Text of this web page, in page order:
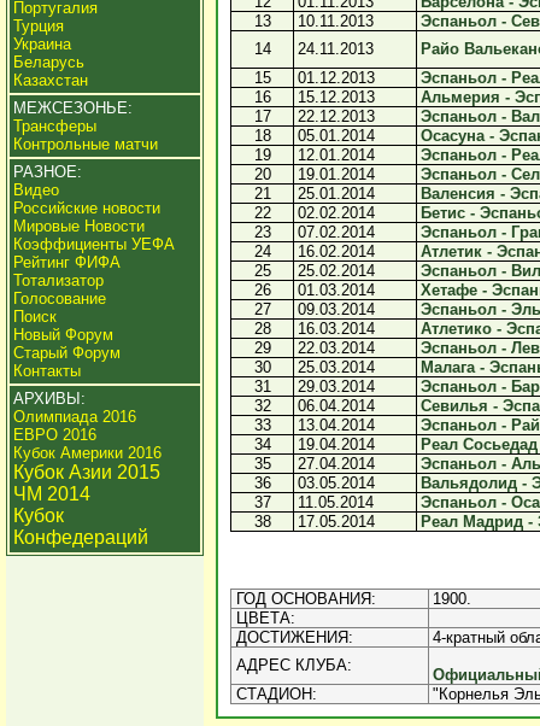
Португалия
Турция
Украина
Беларусь
Казахстан
МЕЖСЕЗОНЬЕ:
Трансферы
Контрольные матчи
РАЗНОЕ:
Видео
Российские новости
Мировые Новости
Коэффициенты УЕФА
Рейтинг ФИФА
Тотализатор
Голосование
Поиск
Новый Форум
Старый Форум
Контакты
АРХИВЫ:
Олимпиада 2016
ЕВРО 2016
Кубок Америки 2016
Кубок Азии 2015
ЧМ 2014
Кубок
Конфедераций
13
10.11.2013
Эспаньол -
14
24.11.2013
Райо
15
01.12.2013
Эспаньол -
16
15.12.2013
Альмерия -
17
22.12.2013
Эспаньол -
18
05.01.2014
Осасуна -
19
12.01.2014
Эспаньол -
20
19.01.2014
Эспаньол -
21
25.01.2014
Валенсия -
22
02.02.2014
Бетис -
23
07.02.2014
Эспаньол -
24
16.02.2014
Атлетик -
25
25.02.2014
Эспаньол -
26
01.03.2014
Хетафе -
27
09.03.2014
Эспаньол -
28
16.03.2014
Атлетико -
29
22.03.2014
Эспаньол -
30
25.03.2014
Малага -
31
29.03.2014
Эспаньол -
32
06.04.2014
Севилья -
33
13.04.2014
Эспаньол -
34
19.04.2014
Реал
35
27.04.2014
Эспаньол -
36
03.05.2014
Вальядолид -
37
11.05.2014
Эспаньол -
38
17.05.2014 Реал Мадрид -
ГОД ОСНОВАНИЯ:
1900.
ЦВЕТА:
ДОСТИЖЕНИЯ:
4-кратный
АДРЕС КЛУБА:
СТАДИОН:
"Корнелья